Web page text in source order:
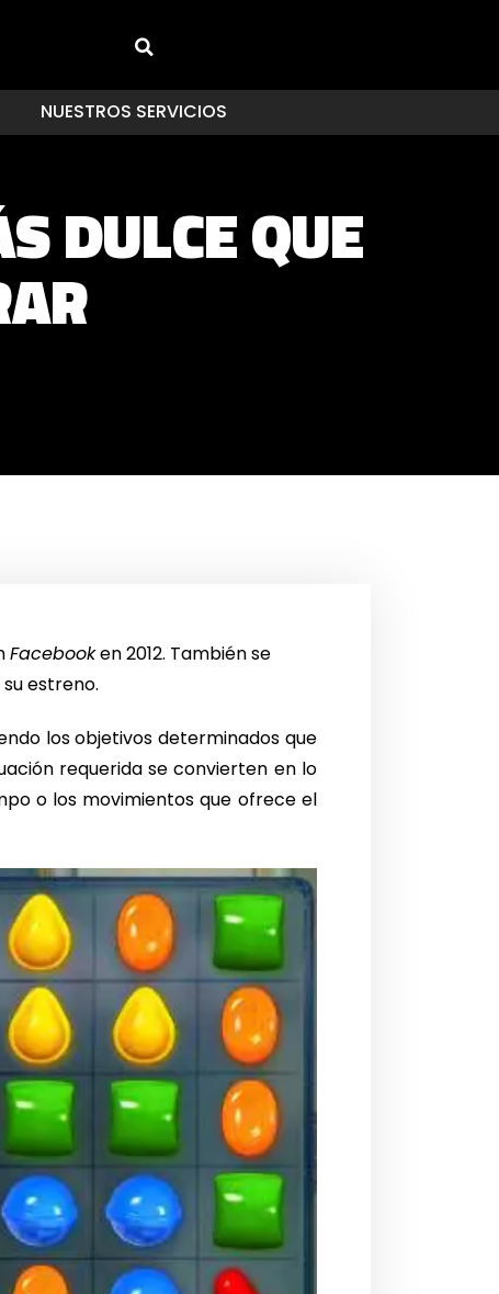
NUESTROS SERVICIOS
DULCE QUE
Facebooken 2012. También se
estreno.
los objetivos determinados que
requerida se convierten en lo
o los movimientos que ofrece el